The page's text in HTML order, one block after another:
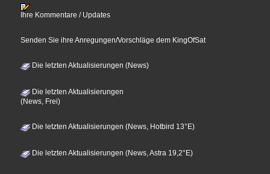
Ihre Kommentare / Updates
Senden Sie ihre Anregungen/Vorschläge dem KingOfSat
Die letzten Aktualisierungen (News)
Die letzten Aktualisierungen
(News, Frei)
Die letzten Aktualisierungen (News, Hotbird 13°E)
Die letzten Aktualisierungen (News, Astra 19,2°E)